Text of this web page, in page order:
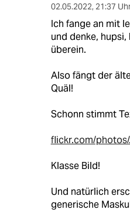
02.05.2022, 21:37
Ich fange an mit
und denke,
überein.
Also fängt der
Quäl!
Schonn stimmt
flickr.com/photos/
Klasse Bild!
Und natürlich
generische